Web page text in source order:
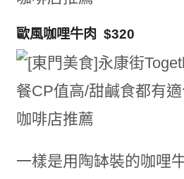
歐風咖哩牛肉 $320
一樣是用陶缽裝的咖哩